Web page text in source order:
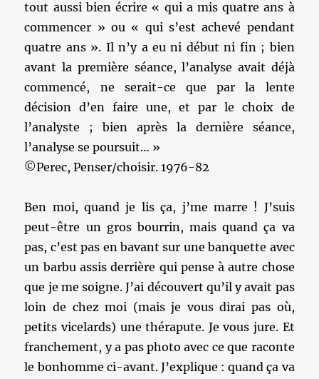
tout aussi bien écrire « qui a mis quatre ans à
commencer » ou « qui s’est achevé pendant
quatre ans ». Il n’y a eu ni début ni fin ; bien
avant la première séance, l’analyse avait déjà
commencé, ne serait-ce que par la lente
décision d’en faire une, et par le choix de
l’analyste ; bien après la dernière séance,
l’analyse se poursuit… »
©Perec, Penser/choisir. 1976-82
Ben moi, quand je lis ça, j’me marre ! J’suis
peut-être un gros bourrin, mais quand ça va
pas, c’est pas en bavant sur une banquette avec
un barbu assis derrière qui pense à autre chose
que je me soigne. J’ai découvert qu’il y avait pas
loin de chez moi (mais je vous dirai pas où,
petits vicelards) une thérapute. Je vous jure. Et
franchement, y a pas photo avec ce que raconte
le bonhomme ci-avant. J’explique : quand ça va